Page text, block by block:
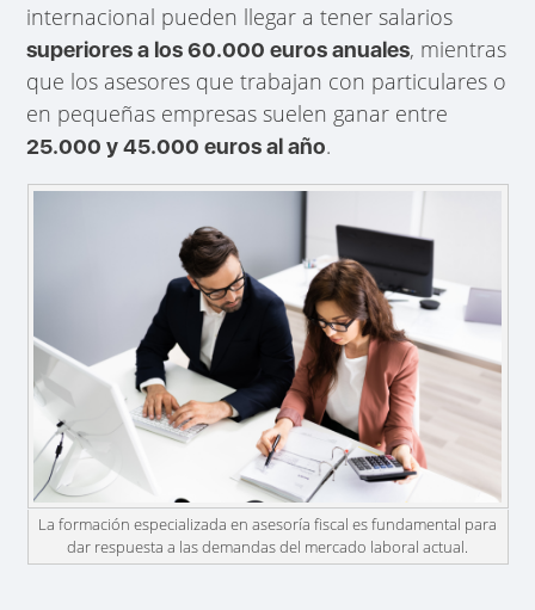
internacional pueden llegar a tener salarios
superiores a los 60.000 euros anuales, mientras
que los asesores que trabajan con particulares o
en pequeñas empresas suelen ganar entre
25.000 y 45.000 euros al año.
La formación especializada en asesoría fiscal es fundamental para
dar respuesta a las demandas del mercado laboral actual.